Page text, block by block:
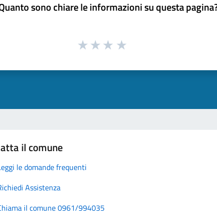
sono chiare le informazioni su questa
il comune
le domande frequenti
Assistenza
il comune 0961/994035